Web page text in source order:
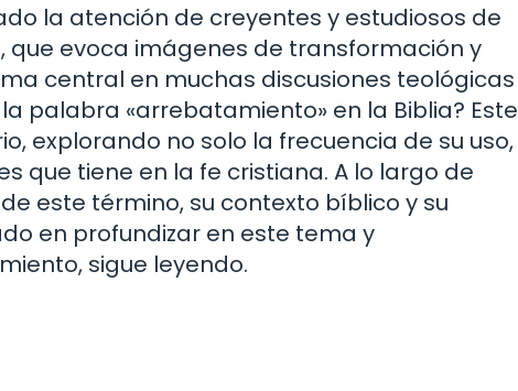
la atención de creyentes y estudiosos de
que evoca imágenes de transformación y
central en muchas discusiones teológicas
palabra «arrebatamiento» en la Biblia? Este
explorando no solo la frecuencia de su uso,
que tiene en la fe cristiana. A lo largo de
este término, su contexto bíblico y su
en profundizar en este tema y
sigue leyendo.